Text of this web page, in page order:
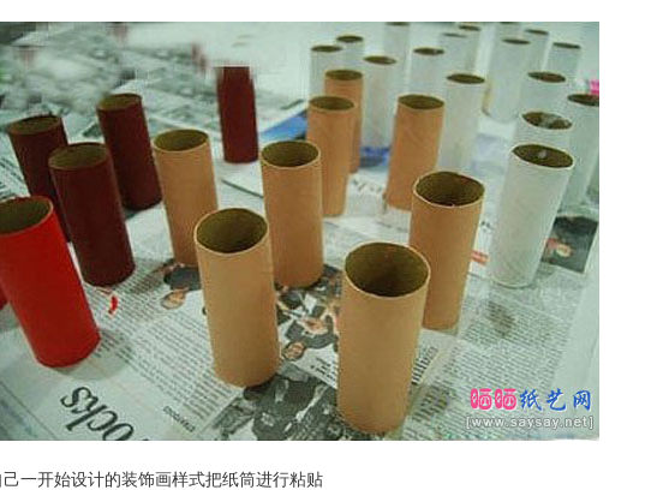
一开始设计的装饰画样式把纸筒进行粘贴